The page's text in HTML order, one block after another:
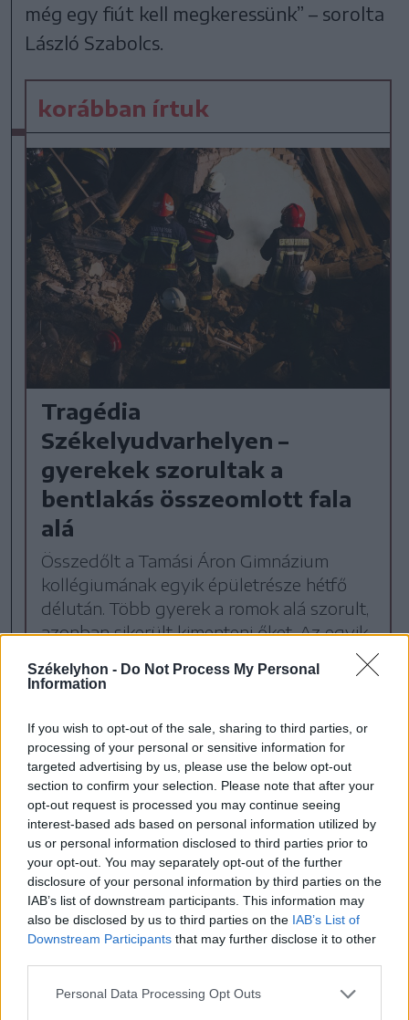
Székelyhon - Do Not Process My Personal
Information
If you wish to opt-out of the sale, sharing to third parties, or
processing of your personal or sensitive information for
targeted advertising by us, please use the below opt-out
section to confirm your selection. Please note that after your
opt-out request is processed you may continue seeing
interest-based ads based on personal information utilized by
us or personal information disclosed to third parties prior to
your opt-out. You may separately opt-out of the further
disclosure of your personal information by third parties on the
IAB’s list of downstream participants. This information may
also be disclosed by us to third parties on the IAB’s List of
Downstream Participants that may further disclose it to other
Personal Data Processing Opt Outs
még egy fiút kell megkeressünk” – sorolta
László Szabolcs.
korábban írtuk
Tragédia
Székelyudvarhelyen –
gyerekek szorultak a
bentlakás összeomlott fala
alá
Összedőlt a Tamási Áron Gimnázium
kollégiumának egyik épületrésze hétfő
délután. Több gyerek a romok alá szorult,
azonban sikerült kimenteni őket. Az egyik
A mentés során sokat segített a
bentlakás nevelőnője is, aki
elmondta, hogy milyen
pozícióban lehettek az
ágyak, így a
mentőegységek már
sejthették, hogy merre
folytassák a keresést.